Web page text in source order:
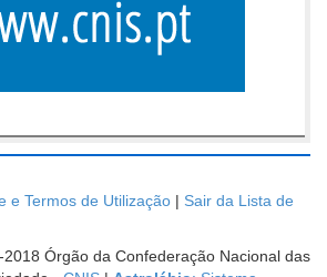
e Termos de Utilização | Sair da Lista de
Órgão da Confederação Nacional das